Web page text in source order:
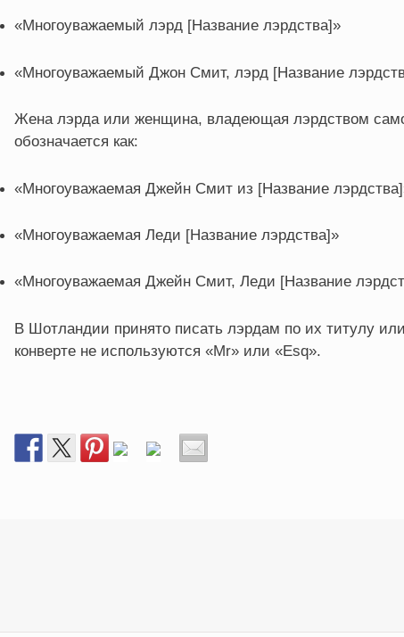
«Многоуважаемый лэрд [Название лэрдства]»
«Многоуважаемый Джон Смит, лэрд [Название
Жена лэрда или женщина, владеющая лэрдством
обозначается как:
«Многоуважаемая Джейн Смит из [Название
«Многоуважаемая Леди [Название лэрдства]»
«Многоуважаемая Джейн Смит, Леди [Название
В Шотландии принято писать лэрдам по их титулу
конверте не используются «Mr» или «Esq».